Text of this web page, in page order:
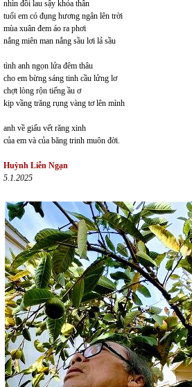
nhìn đồi lau sậy khỏa thân
tuổi em có đụng hương ngân lên trời
mùa xuân đem áo ra phơi
nắng miên man nắng sầu lơi lả sầu
tình anh ngọn lửa đêm thâu
cho em bừng sáng tinh cầu lửng lơ
chợt lòng rộn tiếng ầu ơ
kịp vầng trăng rụng vàng tơ lên mình
anh về giấu vết răng xinh
của em và của băng trinh muôn đời.
Huỳnh Liễn Ngạn
5.1.2025